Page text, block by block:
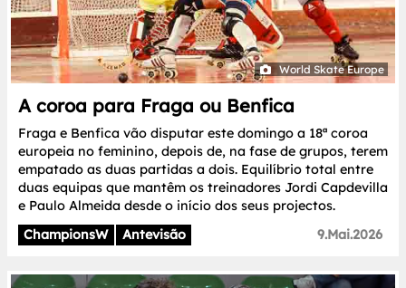
World Skate Europe
A coroa para Fraga ou Benfica
Fraga e Benfica vão disputar este domingo a 18ª coroa
europeia no feminino, depois de, na fase de grupos, terem
empatado as duas partidas a dois. Equilíbrio total entre
duas equipas que mantêm os treinadores Jordi Capdevilla
e Paulo Almeida desde o início dos seus projectos.
ChampionsW
Antevisão 9.Mai.2026